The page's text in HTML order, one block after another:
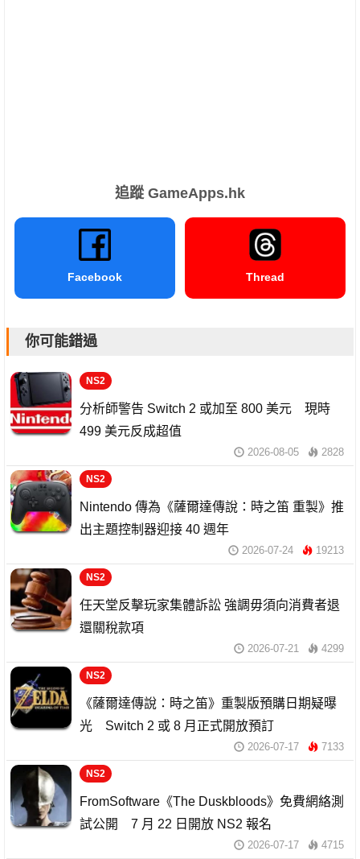
追蹤 GameApps.hk
Facebook Thread
你可能錯過
NS2
分析師警告 Switch 2 或加至 800 美元 現時
499 美元反成超值
2026-08-05 2828
NS2
Nintendo 傳為《薩爾達傳說：時之笛 重製》推
出主題控制器迎接 40 週年
2026-07-24 19213
NS2
任天堂反擊玩家集體訴訟 強調毋須向消費者退
還關稅款項
2026-07-21 4299
NS2
《薩爾達傳說：時之笛》重製版預購日期疑曝
光 Switch 2 或 8 月正式開放預訂
2026-07-17 7133
NS2
FromSoftware《The Duskbloods》免費網絡測
試公開 7 月 22 日開放 NS2 報名
2026-07-17 4715